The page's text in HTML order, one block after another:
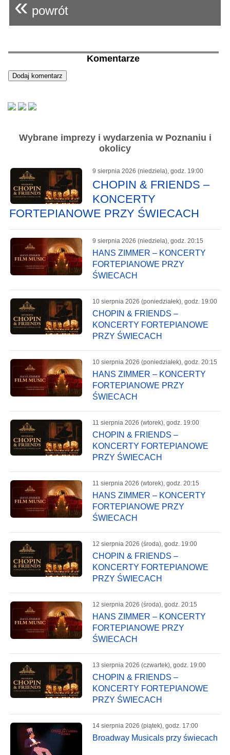
« powrót
Komentarze
Wybrane imprezy i wydarzenia w Poznaniu i
okolicy
9 sierpnia 2026 (niedziela), godz. 19:00
CHOPIN & FRIENDS –
KONCERTY
FORTEPIANOWE PRZY ŚWIECACH
9 sierpnia 2026 (niedziela), godz. 20:15
HANS ZIMMER – KONCERTY
FORTEPIANOWE PRZY
ŚWIECACH
10 sierpnia 2026 (poniedziałek), godz. 19:00
CHOPIN & FRIENDS –
KONCERTY FORTEPIANOWE
PRZY ŚWIECACH
10 sierpnia 2026 (poniedziałek), godz. 20:15
HANS ZIMMER – KONCERTY
FORTEPIANOWE PRZY
ŚWIECACH
11 sierpnia 2026 (wtorek), godz. 19:00
CHOPIN & FRIENDS –
KONCERTY FORTEPIANOWE
PRZY ŚWIECACH
11 sierpnia 2026 (wtorek), godz. 20:15
HANS ZIMMER – KONCERTY
FORTEPIANOWE PRZY
ŚWIECACH
12 sierpnia 2026 (środa), godz. 19:00
CHOPIN & FRIENDS –
KONCERTY FORTEPIANOWE
PRZY ŚWIECACH
12 sierpnia 2026 (środa), godz. 20:15
HANS ZIMMER – KONCERTY
FORTEPIANOWE PRZY
ŚWIECACH
13 sierpnia 2026 (czwartek), godz. 19:00
CHOPIN & FRIENDS –
KONCERTY FORTEPIANOWE
PRZY ŚWIECACH
14 sierpnia 2026 (piątek), godz. 17:00
Broadway Musicals przy świecach